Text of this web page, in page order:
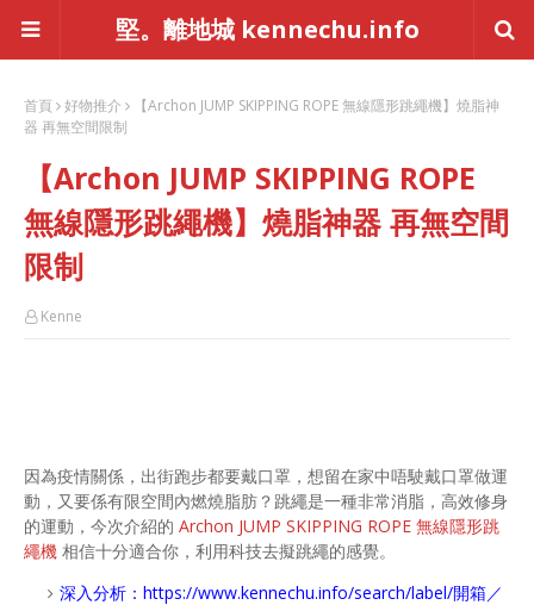
堅。離地城 kennechu.info
首頁 好物推介
【Archon JUMP SKIPPING ROPE 無線隱形跳繩機】燒脂神
器 再無空間限制
【Archon JUMP SKIPPING ROPE
無線隱形跳繩機】燒脂神器 再無空間
限制
Kenne
因為疫情關係，出街跑步都要戴口罩，想留在家中唔駛戴口罩做運
動，又要係有限空間內燃燒脂肪？跳繩是一種非常消脂，高效修身
的運動，今次介紹的 Archon JUMP SKIPPING ROPE 無線隱形跳
繩機 相信十分適合你，利用科技去擬跳繩的感覺。
深入分析： https://www.kennechu.info/search/label/開箱／